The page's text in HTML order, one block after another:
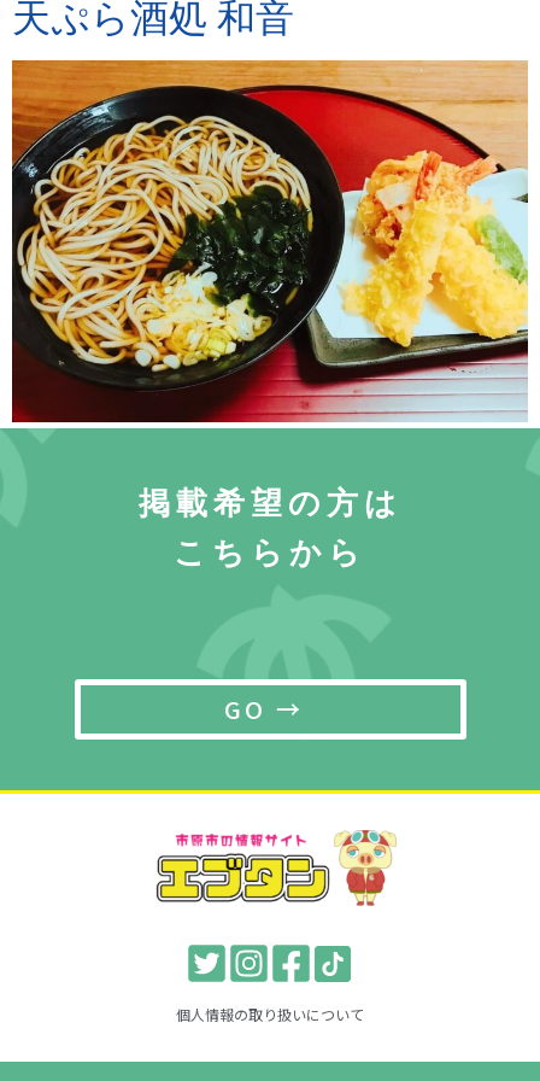
天ぷら酒処 和音
掲載希望の方は
こちらから
GO →
個人情報の取り扱いについて